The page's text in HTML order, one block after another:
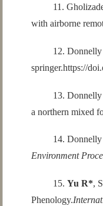
11.
with airborne
12.
springer.https://
13.
a northern mixed
14.
Environment
15. Yu R*,
Phenology.